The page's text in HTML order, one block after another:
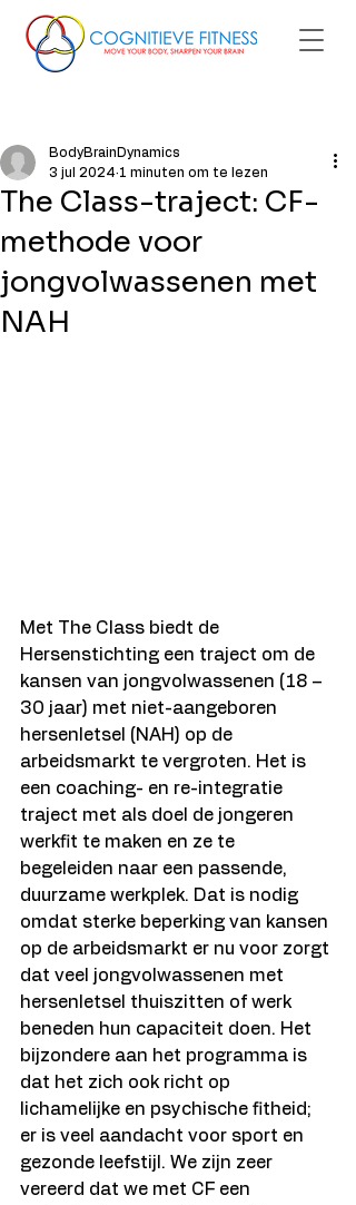
The Class-traject: CF-
methode voor
jongvolwassenen met
NAH
BodyBrainDynamics
3 jul 2024 1 minuten om te lezen
Met The Class biedt de
Hersenstichting een traject om de
kansen van jongvolwassenen (18 –
30 jaar) met niet-aangeboren
hersenletsel (NAH) op de
arbeidsmarkt te vergroten. Het is
een coaching- en re-integratie
traject met als doel de jongeren
werkfit te maken en ze te
begeleiden naar een passende,
duurzame werkplek. Dat is nodig
omdat sterke beperking van kansen
op de arbeidsmarkt er nu voor zorgt
dat veel jongvolwassenen met
hersenletsel thuiszitten of werk
beneden hun capaciteit doen. Het
bijzondere aan het programma is
dat het zich ook richt op
lichamelijke en psychische fitheid;
er is veel aandacht voor sport en
gezonde leefstijl. We zijn zeer
vereerd dat we met CF een